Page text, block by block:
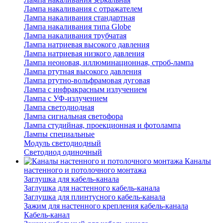
Лампа накаливания с отражателем
Лампа накаливания стандартная
Лампа накаливания типа Globe
Лампа накаливания трубчатая
Лампа натриевая высокого давления
Лампа натриевая низкого давления
Лампа неоновая, иллюминационная, строб-лампа
Лампа ртутная высокого давления
Лампа ртутно-вольфрамовая дуговая
Лампа с инфракрасным излучением
Лампа с УФ-излучением
Лампа светодиодная
Лампа сигнальная светофора
Лампа студийная, проекционная и фотолампа
Лампы специальные
Модуль светодиодный
Светодиод одиночный
Каналы
настенного и потолочного монтажа
Заглушка для кабель-канала
Заглушка для настенного кабель-канала
Заглушка для плинтусного кабель-канала
Зажим для настенного крепления кабель-канала
Кабель-канал